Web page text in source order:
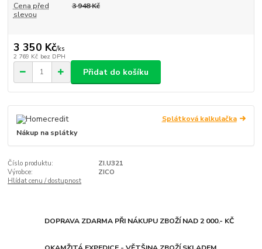
Cena před
slevou
3 948 Kč
3 350 Kč/ks
2 769 Kč bez DPH
Přidat do košíku
Splátková kalkulačka
Nákup na splátky
Číslo produktu:
ZI.U321
Výrobce:
ZICO
Hlídat cenu / dostupnost
DOPRAVA ZDARMA PŘI NÁKUPU ZBOŽÍ NAD 2 000.- KČ